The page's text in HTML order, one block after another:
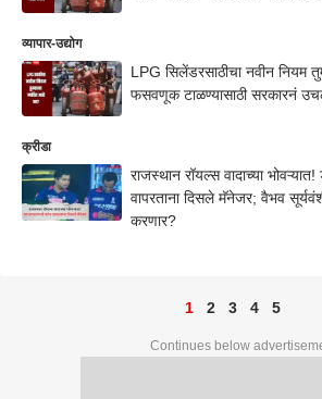
व्यापार-उद्योग
LPG सिलेंडरसाठीचा नवीन नियम
फसवणूक टाळण्यासाठी सरकारनं
क्रीडा
राजस्थान रॉयल्स वादाच्या
वापरताना दिसले मॅनेजर; वैभव
करणार?
1 2 3 4 5
Continues below